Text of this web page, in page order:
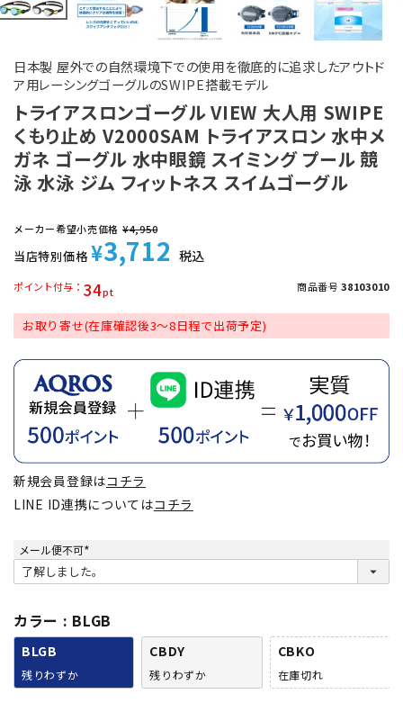
日本製 屋外での自然環境下での使用を徹底的に追求したアウトド
ア用レーシングゴーグルのSWIPE搭載モデル
トライアスロンゴーグル VIEW 大人用 SWIPE
くもり止め V2000SAM トライアスロン 水中メ
ガネ ゴーグル 水中眼鏡 スイミング プール 競
泳 水泳 ジム フィットネス スイムゴーグル
メーカー希望小売価格 ¥4,950
当店特別価格 ¥3,712 税込
34
ポイント付与 商品番号 38103010
お取り寄せ(在庫確認後3～8日程で出荷予定)
新規会員登録はコチラ
LINE ID連携についてはコチラ
メール便不可
(
必
須
カラー BLGB
BLGB
残りわずか
CBDY
残りわずか
CBKO
在庫切れ